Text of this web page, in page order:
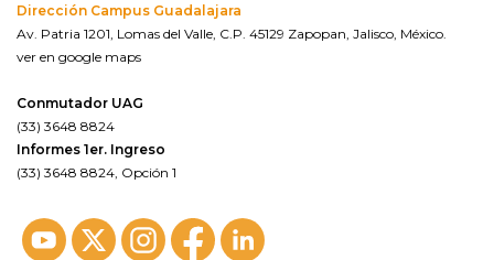
Dirección Campus Guadalajara
Av. Patria 1201, Lomas del Valle, C.P. 45129 Zapopan, Jalisco, México.
ver en google maps
Conmutador UAG
(33) 3648 8824
Informes 1er. Ingreso
(33) 3648 8824, Opción 1